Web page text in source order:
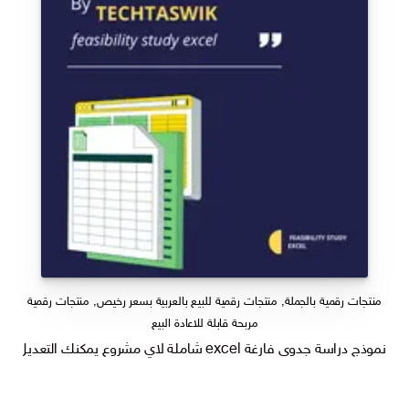
منتجات رقمية بالجملة, منتجات رقمية للبيع بالعربية بسعر رخيص, منتجات رقمية
مربحة قابلة للاعادة البيع
نموذج دراسة جدوى فارغة excel شاملة لاي مشروع يمكنك التعديل عليه